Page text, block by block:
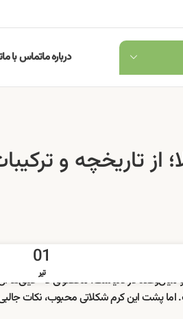
درباره ماتماس با ما
از تاریخچه و
01
تیر
میان‌وعده در دنیاست؛ محصولی که
پشت این کرم شکلاتی محبوب، نکات جالبی